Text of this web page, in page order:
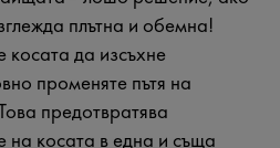
плътна и обемна!
косата да изсъхне
променяте пътя на
предотвратява
на косата в една и съща